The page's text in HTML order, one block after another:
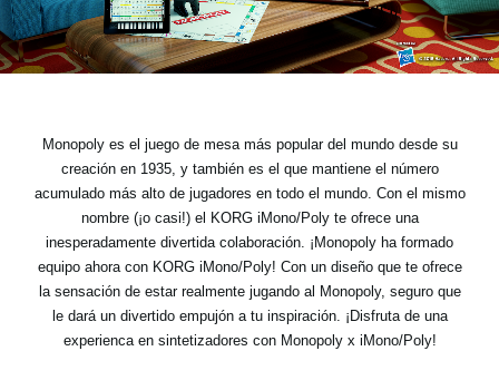
Redes Sociales
Monopoly es el juego de mesa más popular del mundo desde su
creación en 1935, y también es el que mantiene el número
acumulado más alto de jugadores en todo el mundo. Con el mismo
nombre (¡o casi!) el KORG iMono/Poly te ofrece una
inesperadamente divertida colaboración. ¡Monopoly ha formado
equipo ahora con KORG iMono/Poly! Con un diseño que te ofrece
la sensación de estar realmente jugando al Monopoly, seguro que
le dará un divertido empujón a tu inspiración. ¡Disfruta de una
experienca en sintetizadores con Monopoly x iMono/Poly!